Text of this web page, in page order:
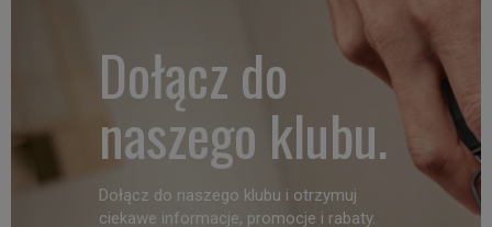
Dołącz do
naszego klubu.
Dołącz do naszego klubu i otrzymuj
ciekawe informacje, promocje i rabaty.